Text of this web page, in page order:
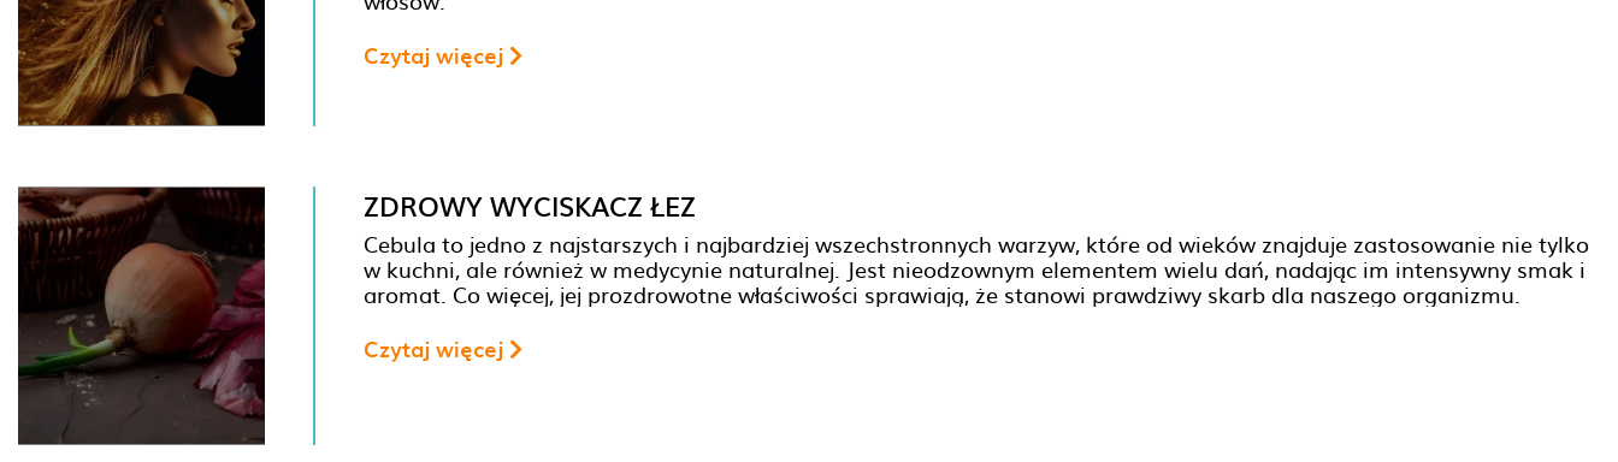
Czytaj więcej
ZDROWY WYCISKACZ ŁEZ
Cebula to jedno z najstarszych i najbardziej wszechstronnych warzyw, które od wieków znajduje zastosowanie nie tylko
w kuchni, ale również w medycynie naturalnej. Jest nieodzownym elementem wielu dań, nadając im intensywny smak i
aromat. Co więcej, jej prozdrowotne właściwości sprawiają, że stanowi prawdziwy skarb dla naszego organizmu.
Czytaj więcej